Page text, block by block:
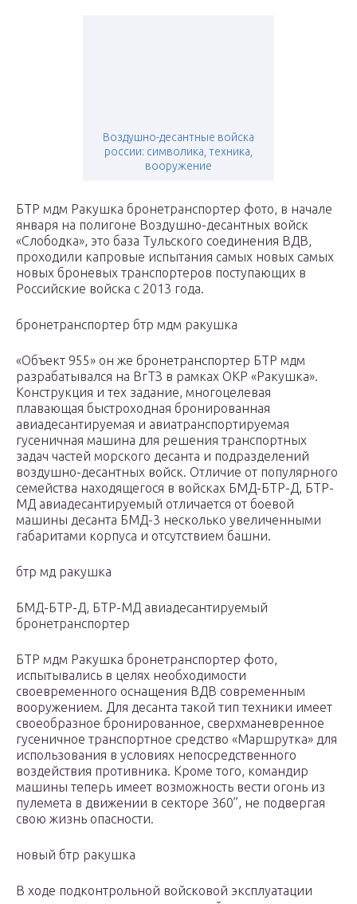
Воздушно-десантные войска
россии: символика, техника,
вооружение
БТР мдм Ракушка бронетранспортер фото, в начале
января на полигоне Воздушно-десантных войск
«Слободка», это база Тульского соединения ВДВ,
проходили капровые испытания самых новых самых
новых броневых транспортеров поступающих в
Российские войска с 2013 года.
бронетранспортер бтр мдм ракушка
«Объект 955» он же бронетранспортер БТР мдм
разрабатывался на ВгТЗ в рамках ОКР «Ракушка».
Конструкция и тех задание, многоцелевая
плавающая быстроходная бронированная
авиадесантируемая и авиатранспортируемая
гусеничная машина для решения транспортных
задач частей морского десанта и подразделений
воздушно-десантных войск. Отличие от популярного
семейства находящегося в войсках БМД-БТР-Д, БТР-
МД авиадесантируемый отличается от боевой
машины десанта БМД-3 несколько увеличенными
габаритами корпуса и отсутствием башни.
бтр мд ракушка
БМД-БТР-Д, БТР-МД авиадесантируемый
бронетранспортер
БТР мдм Ракушка бронетранспортер фото,
испытывались в целях необходимости
своевременного оснащения ВДВ современным
вооружением. Для десанта такой тип техники имеет
своеобразное бронированное, сверхманевренное
гусеничное транспортное средство «Маршрутка» для
использования в условиях непосредственного
воздействия противника. Кроме того, командир
машины теперь имеет возможность вести огонь из
пулемета в движении в секторе 360”, не подвергая
свою жизнь опасности.
новый бтр ракушка
В ходе подконтрольной войсковой эксплуатации